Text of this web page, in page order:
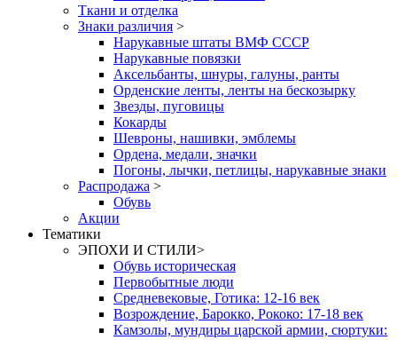
Ткани и отделка
Знаки различия >
Нарукавные штаты ВМФ СССР
Нарукавные повязки
Аксельбанты, шнуры, галуны, ранты
Орденские ленты, ленты на бескозырку
Звезды, пуговицы
Кокарды
Шевроны, нашивки, эмблемы
Ордена, медали, значки
Погоны, лычки, петлицы, нарукавные знаки
Распродажа >
Обувь
Акции
Тематики
ЭПОХИ И СТИЛИ>
Обувь историческая
Первобытные люди
Средневековые, Готика: 12-16 век
Возрождение, Барокко, Рококо: 17-18 век
Камзолы, мундиры царской армии, сюртуки: